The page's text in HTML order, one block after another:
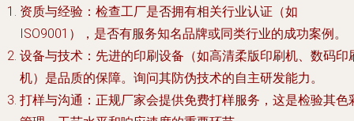
资质与经验 ：检查工厂是否拥有相关行业认证（如
ISO9001），是否有服务知名品牌或同类行业的成功案例。
设备与技术 ：先进的印刷设备（如高清柔版印刷机、数码印
机）是品质的保障。询问其防伪技术的自主研发能力。
打样与沟通 ：正规厂家会提供免费打样服务，这是检验其色